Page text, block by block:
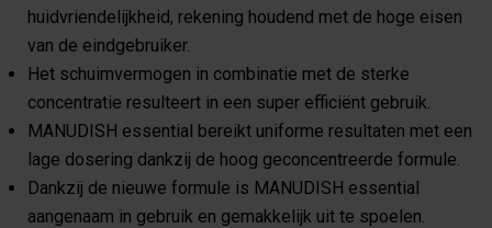
huidvriendelijkheid, rekening houdend met de hoge eisen
van de eindgebruiker.
Het schuimvermogen in combinatie met de sterke
concentratie resulteert in een super efficiënt gebruik.
MANUDISH essential bereikt uniforme resultaten met een
lage dosering dankzij de hoog geconcentreerde formule.
Dankzij de nieuwe formule is MANUDISH essential
aangenaam in gebruik en gemakkelijk uit te spoelen.